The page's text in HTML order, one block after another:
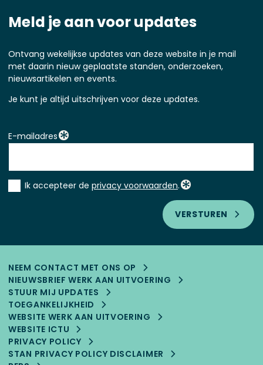
Meld je aan voor updates
Ontvang wekelijkse updates van deze website in je mail
met daarin nieuw geplaatste standen, onderzoeken,
nieuwsartikelen en events.
Je kunt je altijd uitschrijven voor deze updates.
E-mailadres
Instemming
Ik accepteer de privacy voorwaarden.
VERSTUREN
NEEM CONTACT MET ONS OP
NIEUWSBRIEF WERK AAN UITVOERING
STUUR MIJ UPDATES
TOEGANKELIJK­HEID
WEBSITE WERK AAN UITVOERING
WEBSITE ICTU
PRIVACY POLICY
STAN PRIVACY POLICY DISCLAIMER